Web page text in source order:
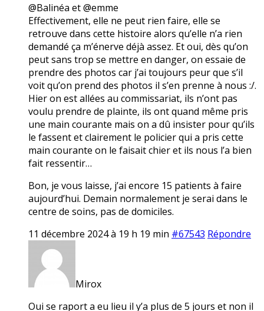
@Balinéa et @emme
Effectivement, elle ne peut rien faire, elle se
retrouve dans cette histoire alors qu’elle n’a rien
demandé ça m’énerve déjà assez. Et oui, dès qu’on
peut sans trop se mettre en danger, on essaie de
prendre des photos car j’ai toujours peur que s’il
voit qu’on prend des photos il s’en prenne à nous :/.
Hier on est allées au commissariat, ils n’ont pas
voulu prendre de plainte, ils ont quand même pris
une main courante mais on a dû insister pour qu’ils
le fassent et clairement le policier qui a pris cette
main courante on le faisait chier et ils nous l’a bien
fait ressentir…
Bon, je vous laisse, j’ai encore 15 patients à faire
aujourd’hui. Demain normalement je serai dans le
centre de soins, pas de domiciles.
11 décembre 2024 à 19 h 19 min #67543 Répondre
Mirox
Oui se raport a eu lieu il y’a plus de 5 jours et non il